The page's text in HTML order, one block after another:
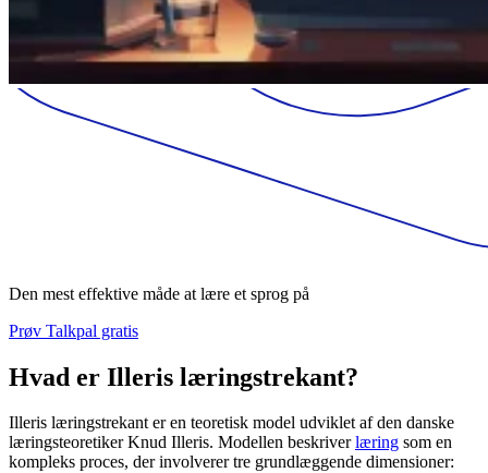
Den mest effektive måde at lære et sprog på
Prøv Talkpal gratis
Hvad er Illeris læringstrekant?
Illeris læringstrekant er en teoretisk model udviklet af den danske
læringsteoretiker Knud Illeris. Modellen beskriverlæring som en
kompleks proces, der involverer tre grundlæggende dimensioner: